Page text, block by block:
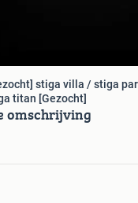
/ p 520 /
/ 241 / tc 241
cth 194 /
11 / diesel
stiga villa / stiga
stiga titan [Gezocht]
omschrijving